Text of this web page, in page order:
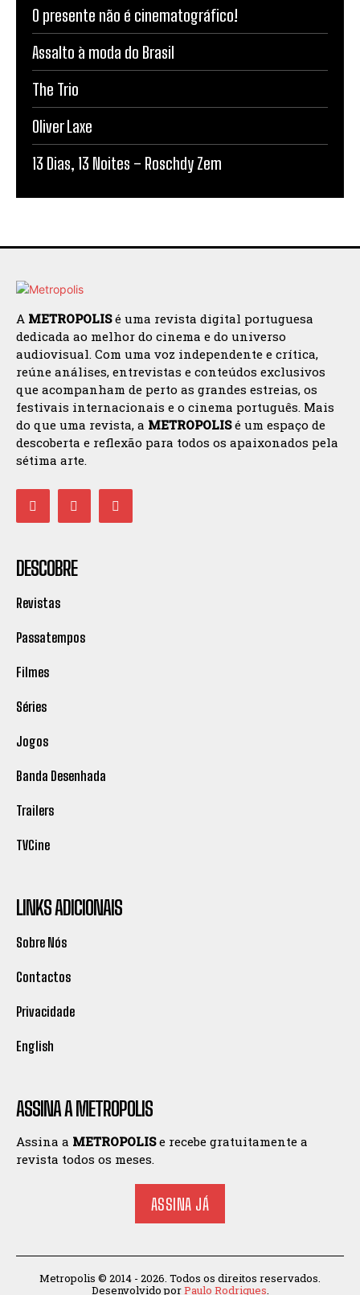
O presente não é cinematográfico!
Assalto à moda do Brasil
The Trio
Oliver Laxe
13 Dias, 13 Noites – Roschdy Zem
A METROPOLISé uma revista digital portuguesa
dedicada ao melhor do cinema e do universo
audiovisual. Com uma voz independente e crítica,
reúne análises, entrevistas e conteúdos exclusivos
que acompanham de perto as grandes estreias, os
festivais internacionais e o cinema português. Mais
do que uma revista, a METROPOLISé um espaço de
descoberta e reflexão para todos os apaixonados pela
sétima arte.
DESCOBRE
Revistas
Passatempos
Filmes
Séries
Jogos
Banda Desenhada
Trailers
TVCine
LINKS ADICIONAIS
Sobre Nós
Contactos
Privacidade
English
ASSINA A METROPOLIS
Assina a METROPOLISe recebe gratuitamente a
revista todos os meses.
ASSINA JÁ
Metropolis © 2014 - 2026. Todos os direitos reservados.
Desenvolvido porPaulo Rodrigues.